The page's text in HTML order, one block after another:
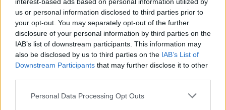
us or personal information disclosed to third parties prior to
your opt-out. You may separately opt-out of the further
disclosure of your personal information by third parties on the
IAB’s list of downstream participants. This information may
also be disclosed by us to third parties on the IAB’s List of
Downstream Participants that may further disclose it to other
Please note that this website/app uses one or more Google
Personal Data Processing Opt Outs
πίσω είχε προέλθει από παίκτη των
φιλοξενούμενων. Ο Μαρέσκα δεν πήρε την φάση
πάνω του και στέρησε την ευκαιρία στον ΟΦΗ να
σκοράρει ένα «καθαρό» γκολ.
Αυτό εν τέλει «κόστισε» στο σύνολο του Γιώργου
Σίμου, το οποίο έχασε με 1-0 στην έδρα του και